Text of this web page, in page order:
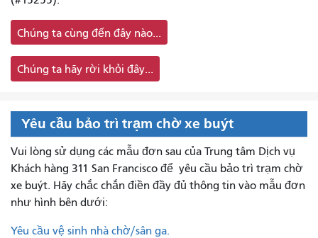
Chúng ta cùng đến đây nào...
Chúng ta hãy rời khỏi đây...
Yêu cầu bảo trì trạm chờ xe buýt
Vui lòng sử dụng các mẫu đơn sau của Trung tâm Dịch vụ
Khách hàng 311 San Francisco để yêu cầu bảo trì trạm chờ
xe buýt. Hãy chắc chắn điền đầy đủ thông tin vào mẫu đơn
như hình bên dưới:
Yêu cầu vệ sinh nhà chờ/sân ga.